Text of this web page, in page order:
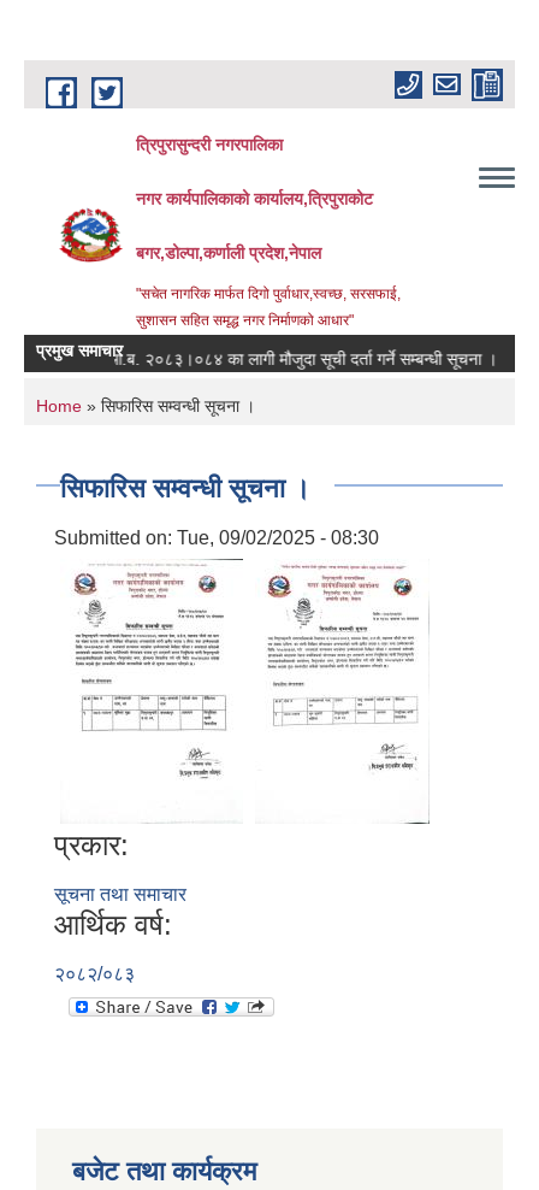
Skip to main content
त्रिपुरासुन्दरी नगरपालिका
नगर कार्यपालिकाको कार्यालय,त्रिपुराकोट
बगर,डोल्पा,कर्णाली प्रदेश,नेपाल
"सचेत नागरिक मार्फत दिगो पुर्वाधार,स्वच्छ, सरसफाई,
सुशासन सहित समृद्ध नगर निर्माणको आधार"
प्रमुख समाचारआ.ब. २०८३।०८४ का लागी मौजुदा सूची दर्ता गर्ने सम्बन्धी सूचना ।
You are here
Home » सिफारिस सम्वन्धी सूचना ।
सिफारिस सम्वन्धी सूचना ।
Submitted on: Tue, 09/02/2025 - 08:30
प्रकार:
सूचना तथा समाचार
आर्थिक वर्ष:
२०८२/०८३
बजेट तथा कार्यक्रम